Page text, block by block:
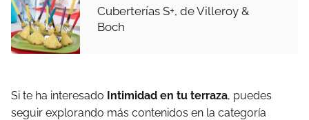
Cuberterías S+, de Villeroy &
Boch
Si te ha interesado Intimidad en tu terraza, puedes
seguir explorando más contenidos en la categoría